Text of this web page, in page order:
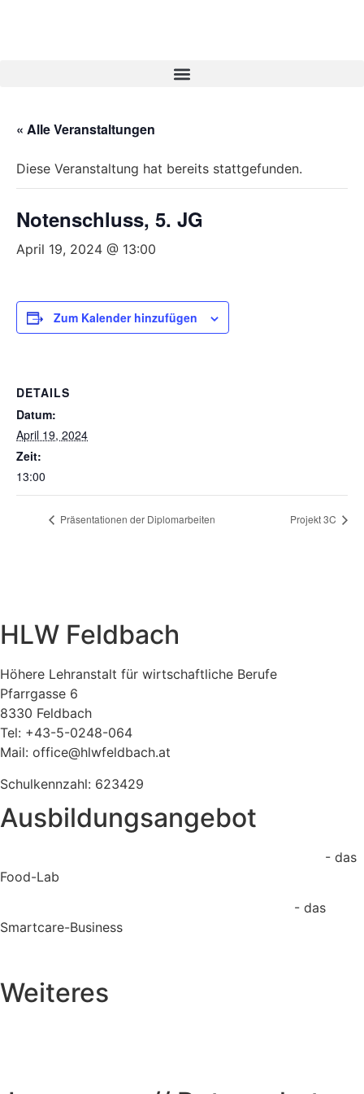
« Alle Veranstaltungen
Diese Veranstaltung hat bereits stattgefunden.
Notenschluss, 5. JG
April 19, 2024 @ 13:00
Zum Kalender hinzufügen
DETAILS
Datum:
April 19, 2024
Zeit:
13:00
Präsentationen der Diplomarbeiten Projekt 3C
HLW Feldbach
Höhere Lehranstalt für wirtschaftliche Berufe
Pfarrgasse 6
8330 Feldbach
Tel: +43-5-0248-064
Mail: office@hlwfeldbach.at
Schulkennzahl: 623429
Ausbildungsangebot
- das
Food-Lab
- das
Smartcare-Business
Weiteres